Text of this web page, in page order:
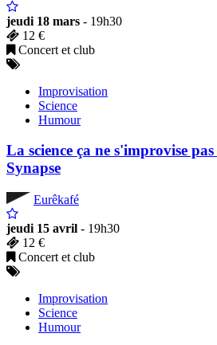
jeudi 18 mars - 19h30
12 €
Concert et club
Improvisation
Science
Humour
La science ça ne s'improvise
Synapse
Eurêkafé
jeudi 15 avril - 19h30
12 €
Concert et club
Improvisation
Science
Humour